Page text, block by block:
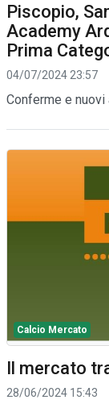
Piscopio,
Academy
Prima
04/07/2024 23:57
Conferme e nuovi
Calcio Mercato
Il mercato
28/06/2024 15:43